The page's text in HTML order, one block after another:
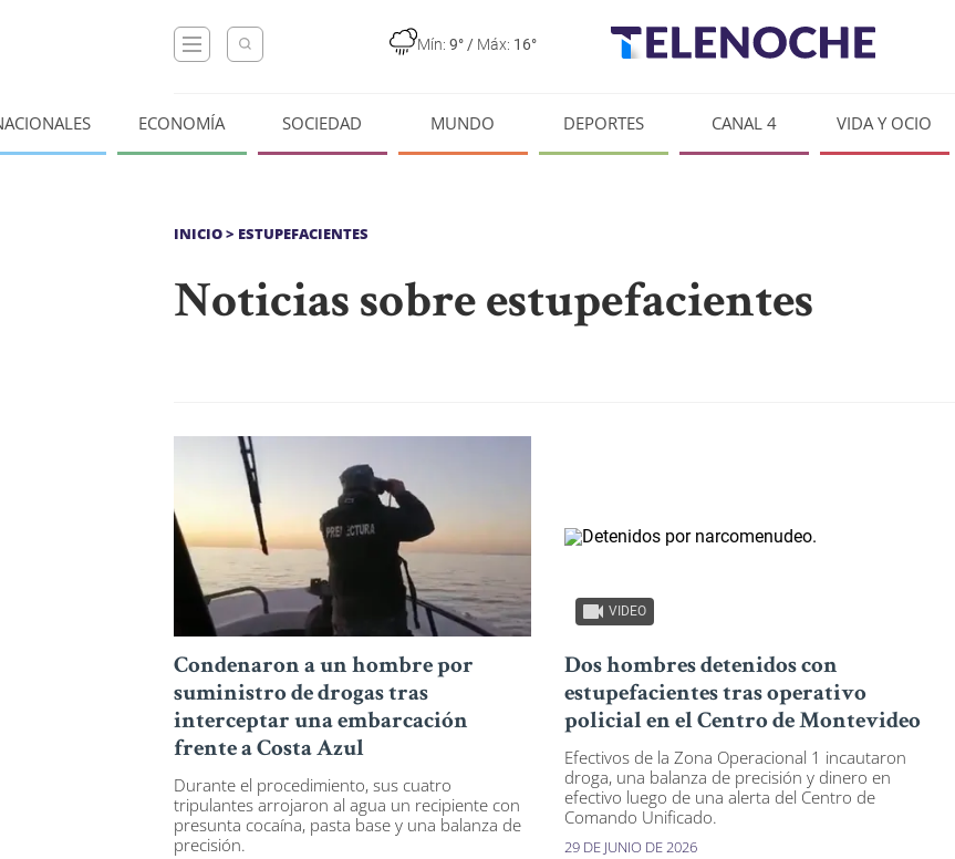
Mín: 9° / Máx: 16°
ECONOMÍA SOCIEDAD MUNDO DEPORTES CANAL 4 VIDA Y OCIO
INICIO> ESTUPEFACIENTES
Noticias sobre estupefacientes
Condenaron a un hombre por
suministro de drogas tras
interceptar una embarcación
frente a Costa Azul
Durante el procedimiento, sus cuatro
tripulantes arrojaron al agua un recipiente con
presunta cocaína, pasta base y una balanza de
precisión.
VIDEO
Dos hombres detenidos con
estupefacientes tras operativo
policial en el Centro de Montevideo
Efectivos de la Zona Operacional 1 incautaron
droga, una balanza de precisión y dinero en
efectivo luego de una alerta del Centro de
Comando Unificado.
29 DE JUNIO DE 2026